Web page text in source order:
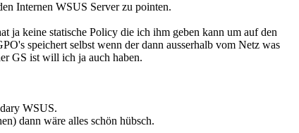
Internen WSUS Server zu pointen.
keine statische Policy die ich ihm geben kann um auf den
speichert selbst wenn der dann ausserhalb vom Netz was
GS ist will ich ja auch haben.
WSUS.
dann wäre alles schön hübsch.